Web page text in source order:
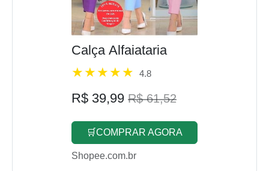
Calça Alfaiataria
4.8
R$ 39,99 R$ 61,52
🛒COMPRAR AGORA
Shopee.com.br